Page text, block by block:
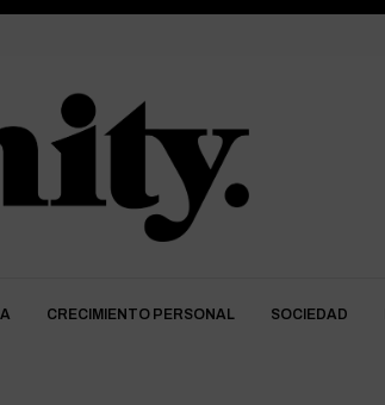
CRECIMIENTO PERSONAL SOCIEDAD